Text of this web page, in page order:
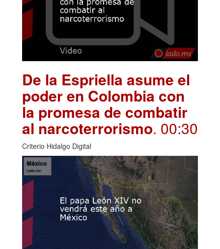
De la Espriella asume el
poder en Colombia con
la promesa de combatir
al narcoterrorismo. 00:30
Criterio Hidalgo Digital